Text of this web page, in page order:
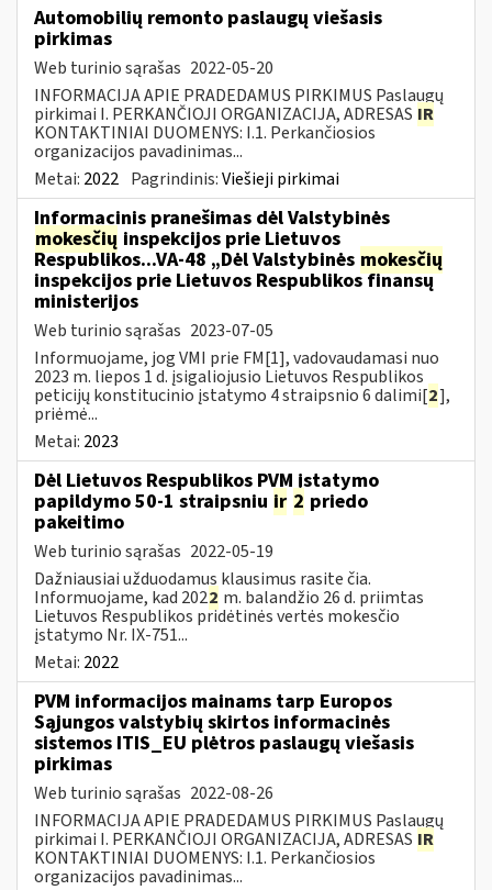
Automobilių remonto paslaugų viešasis
pirkimas
Web turinio sąrašas 2022-05-20
INFORMACIJA APIE PRADEDAMUS PIRKIMUS Paslaugų
pirkimai I. PERKANČIOJI ORGANIZACIJA, ADRESAS IR
KONTAKTINIAI DUOMENYS: I.1. Perkančiosios
organizacijos pavadinimas...
Metai: 2022 Pagrindinis:Viešieji pirkimai
Informacinis pranešimas dėl Valstybinės
mokesčių inspekcijos prie Lietuvos
Respublikos...VA-48 „Dėl Valstybinės mokesčių
inspekcijos prie Lietuvos Respublikos finansų
ministerijos
Web turinio sąrašas 2023-07-05
Informuojame, jog VMI prie FM[1], vadovaudamasi nuo
2023 m. liepos 1 d. įsigaliojusio Lietuvos Respublikos
peticijų konstitucinio įstatymo 4 straipsnio 6 dalimi[2],
priėmė...
Metai: 2023
Dėl Lietuvos Respublikos PVM įstatymo
papildymo 50-1 straipsniu ir 2 priedo
pakeitimo
Web turinio sąrašas 2022-05-19
Dažniausiai užduodamus klausimus rasite čia.
Informuojame, kad 2022 m. balandžio 26 d. priimtas
Lietuvos Respublikos pridėtinės vertės mokesčio
įstatymo Nr. IX-751...
Metai: 2022
PVM informacijos mainams tarp Europos
Sąjungos valstybių skirtos informacinės
sistemos ITIS_EU plėtros paslaugų viešasis
pirkimas
Web turinio sąrašas 2022-08-26
INFORMACIJA APIE PRADEDAMUS PIRKIMUS Paslaugų
pirkimai I. PERKANČIOJI ORGANIZACIJA, ADRESAS IR
KONTAKTINIAI DUOMENYS: I.1. Perkančiosios
organizacijos pavadinimas...